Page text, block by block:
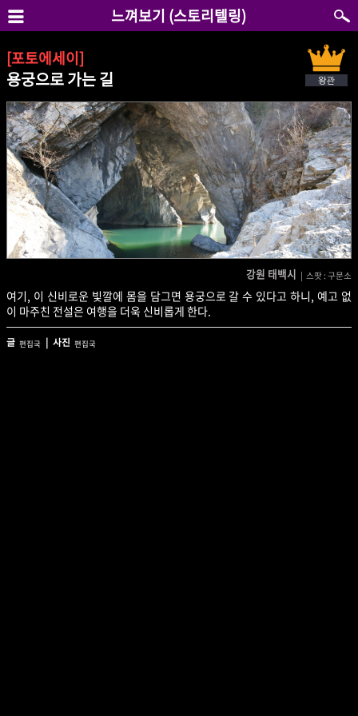
느껴보기 (스토리텔링)
[포토에세이]
용궁으로 가는 길
강원 태백시 | 스팟 : 구문소
여기, 이 신비로운 빛깔에 몸을 담그면 용궁으로 갈 수 있다고 하니, 예고 없
이 마주친 전설은 여행을 더욱 신비롭게 한다.
글 편집국 | 사진 편집국